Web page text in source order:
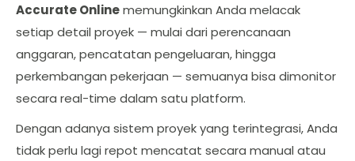
Accurate Onlinememungkinkan Anda melacak
setiap detail proyek — mulai dari perencanaan
anggaran, pencatatan pengeluaran, hingga
perkembangan pekerjaan — semuanya bisa dimonitor
secara real-time dalam satu platform.
Dengan adanya sistem proyek yang terintegrasi, Anda
tidak perlu lagi repot mencatat secara manual atau